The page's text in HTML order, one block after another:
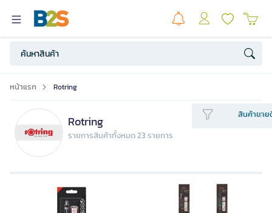
หน้าแรก Rotring
Rotring
รายการสินค้าทั้งหมด 23 รายการ
สินค้าขาย